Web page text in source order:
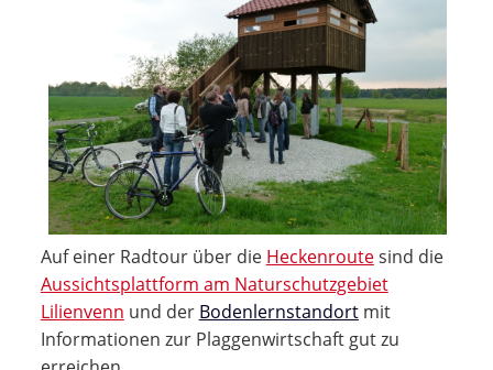
Auf einer Radtour über die Heckenroutesind die
Aussichtsplattform am Naturschutzgebiet
Lilienvenn und der Bodenlernstandortmit
Informationen zur Plaggenwirtschaft gut zu